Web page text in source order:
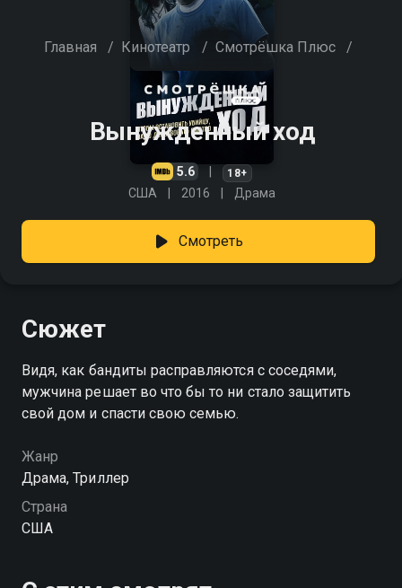
Главная / Кинотеатр / Смотрёшка Плюс /
Вынужденный ход
5.6 18+
США 2016 Драма
Смотреть
Сюжет
Видя, как бандиты расправляются с соседями,
мужчина решает во что бы то ни стало защитить
свой дом и спасти свою семью.
Жанр
Драма, Триллер
Страна
США